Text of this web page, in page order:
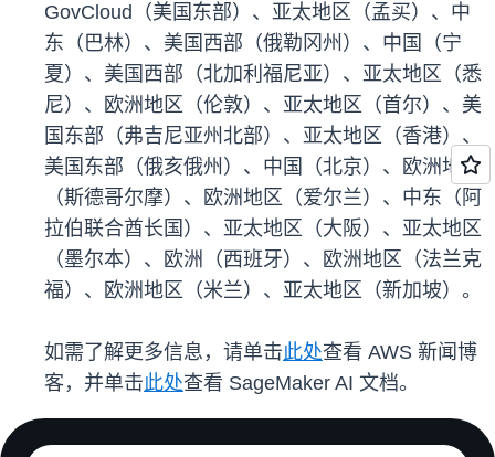
GovCloud（美国东部）、亚太地区（孟买）、中
东（巴林）、美国西部（俄勒冈州）、中国（宁
夏）、美国西部（北加利福尼亚）、亚太地区（悉
尼）、欧洲地区（伦敦）、亚太地区（首尔）、美
国东部（弗吉尼亚州北部）、亚太地区（香港）、
美国东部（俄亥俄州）、中国（北京）、欧洲地区
（斯德哥尔摩）、欧洲地区（爱尔兰）、中东（阿
拉伯联合酋长国）、亚太地区（大阪）、亚太地区
（墨尔本）、欧洲（西班牙）、欧洲地区（法兰克
福）、欧洲地区（米兰）、亚太地区（新加坡）。
如需了解更多信息，请单击此处查看 AWS 新闻博
客，并单击此处查看 SageMaker AI 文档。